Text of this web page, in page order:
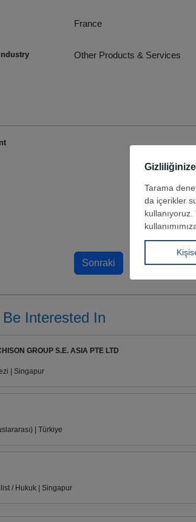
France
Other Products & Services
Interested In
GROUP S.E. ASIA PTE LTD
| Singapur
| Türkiye
/ Hukuk | Singapur